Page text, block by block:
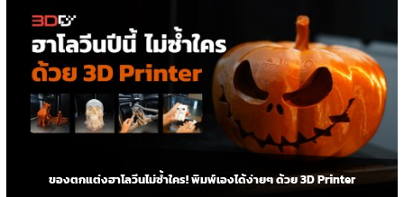
ของตกแต่งฮาโลวีนไม่ซ้ำใคร! พิมพ์เองได้ง่ายๆ ด้วย 3D Printer